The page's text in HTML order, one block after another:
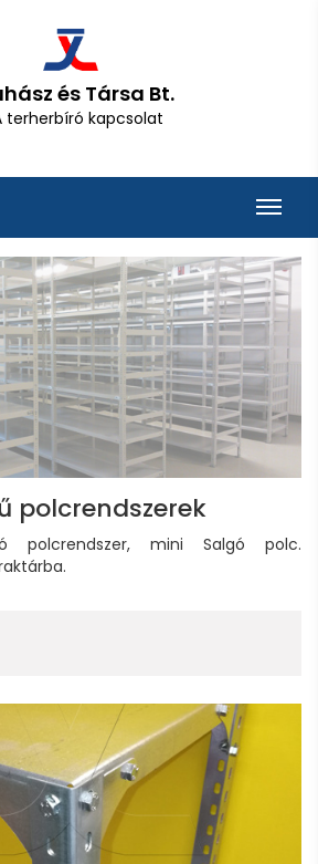
és Társa Bt.
terherbíró kapcsolat
polcrendszerek
polcrendszer, mini Salgó polc.